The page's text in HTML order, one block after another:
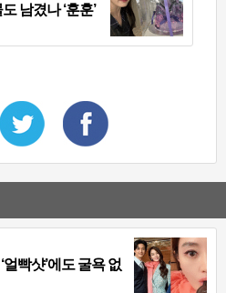
남겼나 ‘훈훈’
빡샷’에도 굴욕 없